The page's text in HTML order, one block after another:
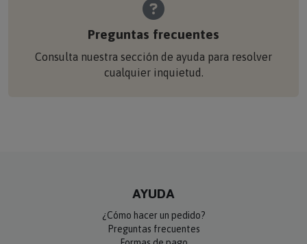
Preguntas frecuentes
Consulta nuestra sección de ayuda para resolver
cualquier inquietud.
AYUDA
¿Cómo hacer un pedido?
Preguntas frecuentes